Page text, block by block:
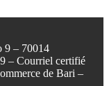
9 – 70014
– Courriel certifié
de Bari –